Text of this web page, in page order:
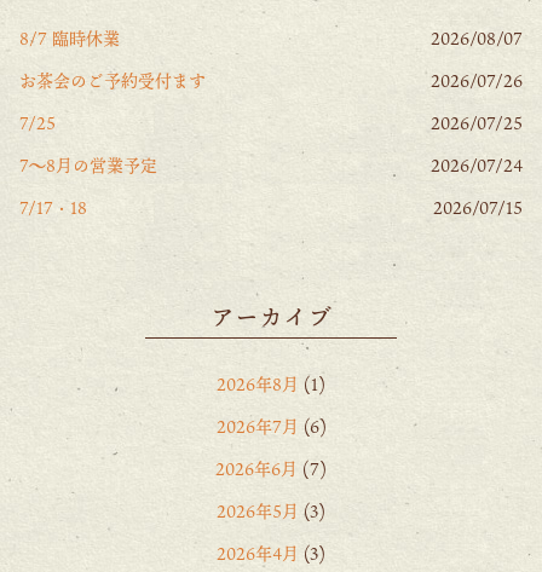
8/7 臨時休業
2026/08/07
お茶会のご予約受付ます
2026/07/26
7/25
2026/07/25
7〜8月の営業予定
2026/07/24
7/17・18
2026/07/15
アーカイブ
2026年8月 (1)
2026年7月 (6)
2026年6月 (7)
2026年5月 (3)
2026年4月 (3)